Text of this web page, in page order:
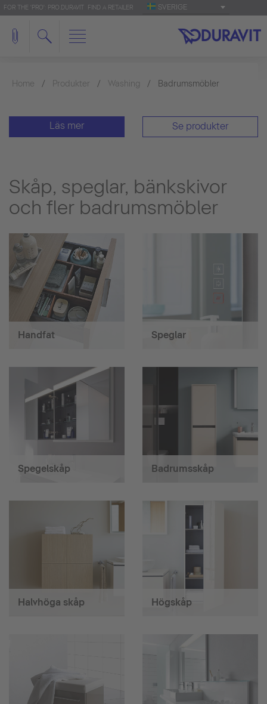
FOR THE 'PRO': PRO.DURAVIT FIND A RETAILER SVERIGE
Home Produkter Washing Badrumsmöbler
Läs mer Se produkter
Skåp, speglar, bänkskivor
och fler badrumsmöbler
Handfat Speglar
Spegelskåp Badrumsskåp
Halvhöga skåp Högskåp